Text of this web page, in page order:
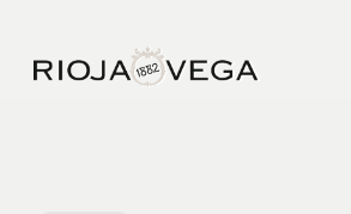
main